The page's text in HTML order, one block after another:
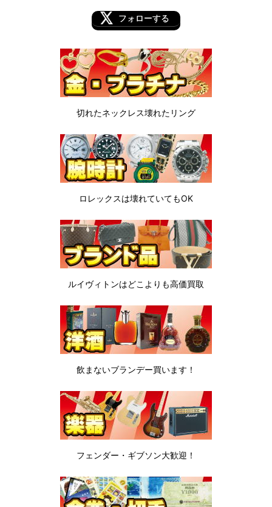
フォローする
切れたネックレス壊れたリング
ロレックスは壊れていてもOK
ルイヴィトンはどこよりも高価買取
飲まないブランデー買います！
フェンダー・ギブソン大歓迎！